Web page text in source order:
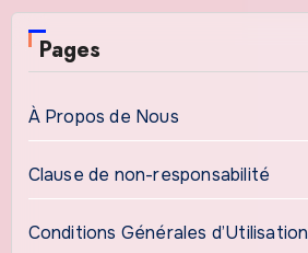
Pages
À Propos de Nous
Clause de non-responsabilité
Conditions Générales d’Utilisation